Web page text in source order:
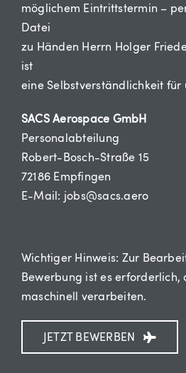
möglichem Eintrittstermin –
Datei
zu Händen Herrn Holger
ist
eine Selbstverständlichkeit für
SACS Aerospace GmbH
Personalabteilung
Robert-Bosch-Straße 15
72186 Empfingen
E-Mail: jobs@sacs.aero
Wichtiger Hinweis: Zur
Bewerbung ist es erforderlich,
maschinell verarbeiten.
JETZT BEWERBEN